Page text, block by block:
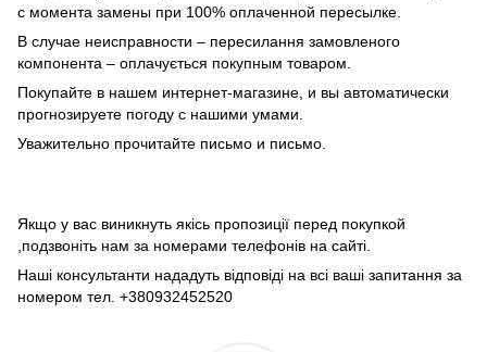
с момента замены при 100% оплаченной пересылке.
В случае неисправности – пересилання замовленого
компонента – оплачується покупным товаром.
Покупайте в нашем интернет-магазине, и вы автоматически
прогнозируете погоду с нашими умами.
Уважительно прочитайте письмо и письмо.
Якщо у вас виникнуть якісь пропозиції перед покупкой
,подзвоніть нам за номерами телефонів на сайті.
Наші консультанти нададуть відповіді на всі ваші запитання за
номером тел. +380932452520